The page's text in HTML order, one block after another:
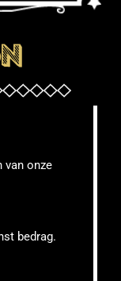
van onze
bedrag.